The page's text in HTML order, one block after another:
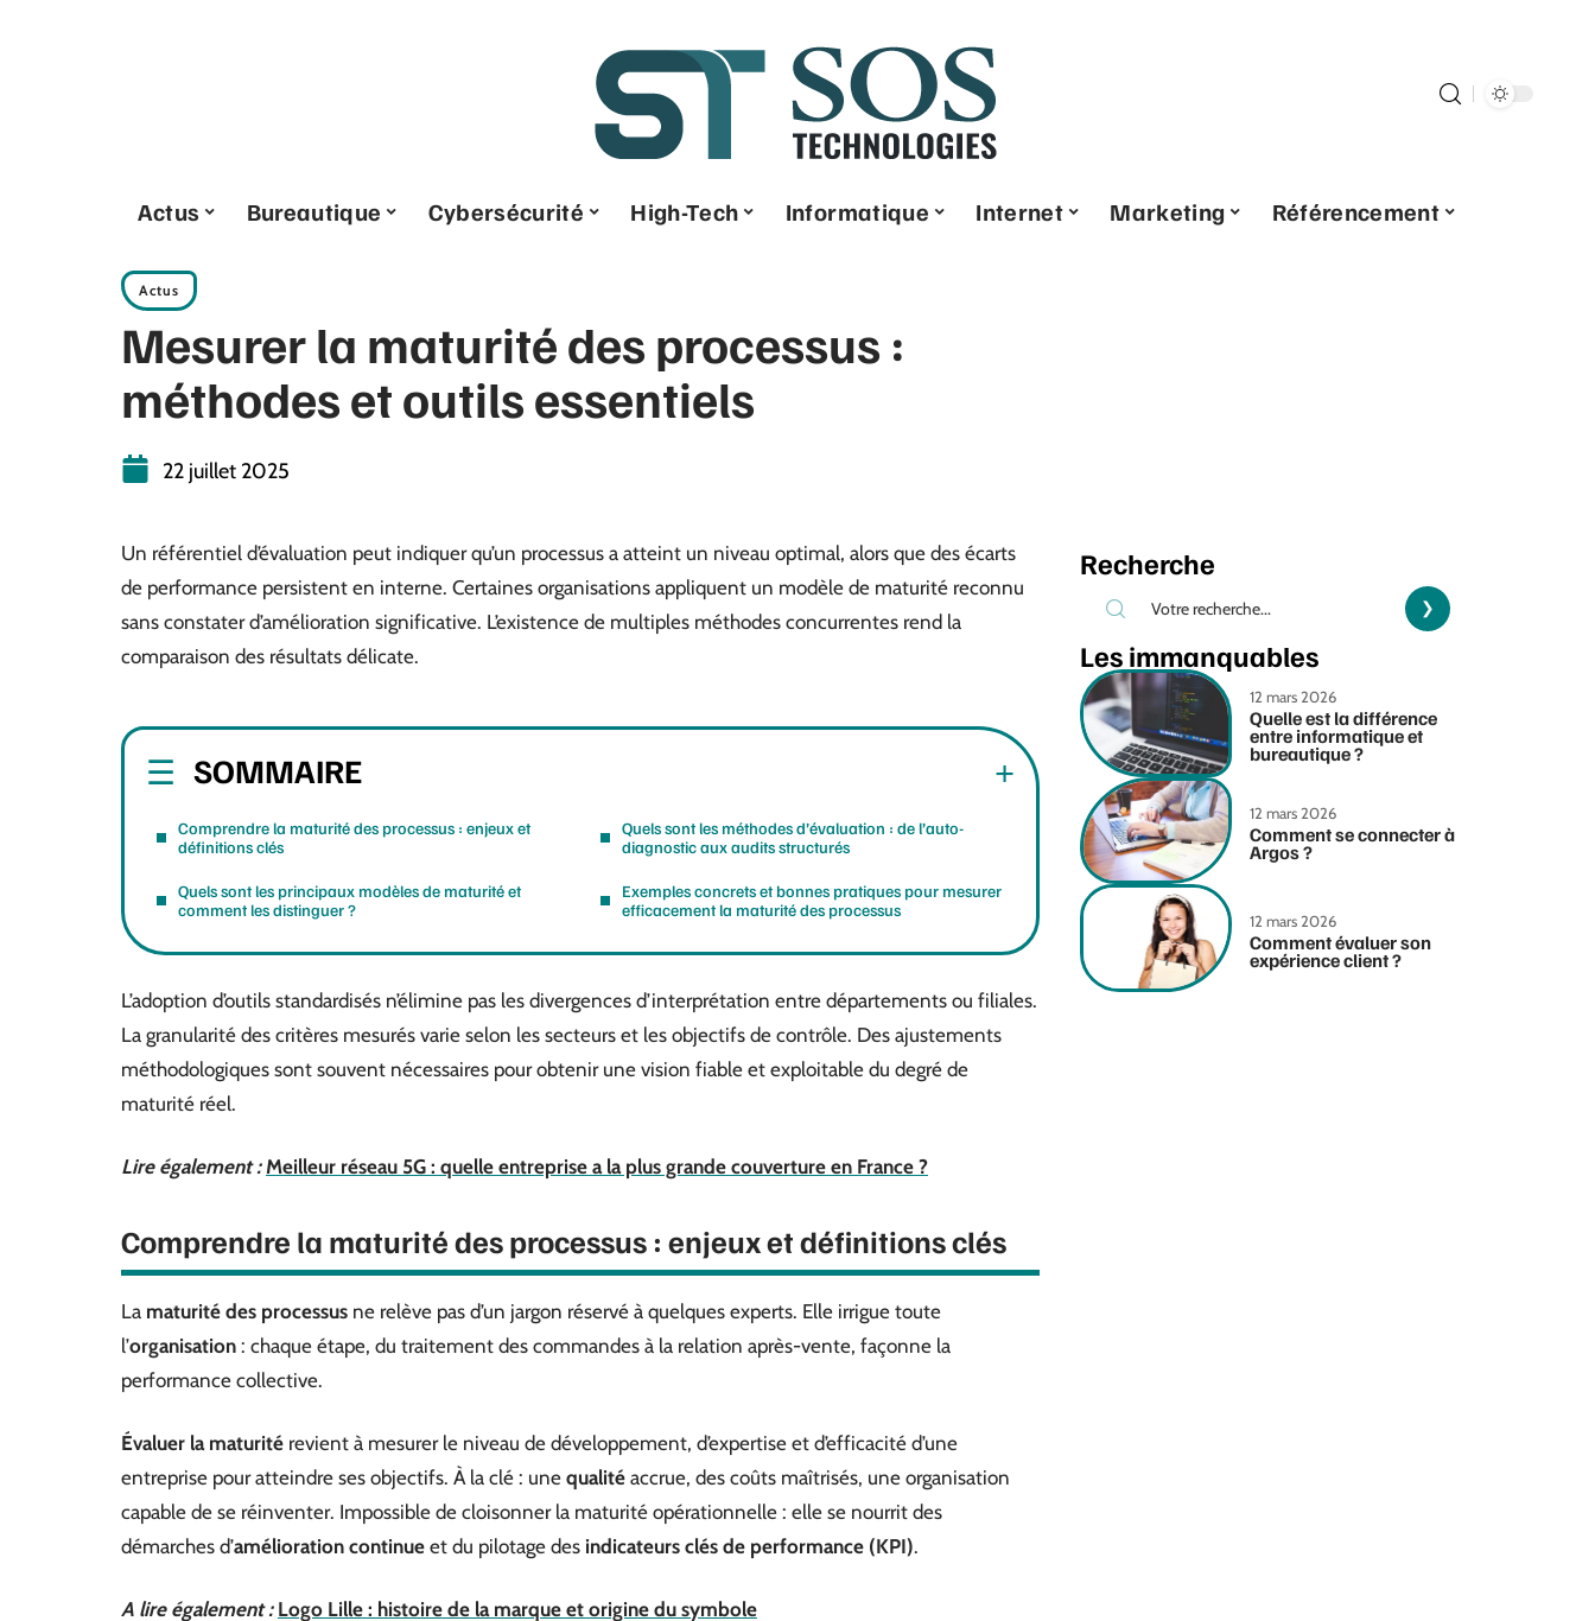
Actus Bureautique Cybersécurité High-Tech Informatique Internet Marketing Référencement
Actus
Mesurer la maturité des processus :
méthodes et outils essentiels
22 juillet 2025
Un référentiel d’évaluation peut indiquer qu’un processus a atteint un niveau optimal, alors que des écarts
de performance persistent en interne. Certaines organisations appliquent un modèle de maturité reconnu
sans constater d’amélioration significative. L’existence de multiples méthodes concurrentes rend la
comparaison des résultats délicate.
SOMMAIRE
Comprendre la maturité des processus : enjeux et
définitions clés
Quels sont les principaux modèles de maturité et
comment les distinguer ?
Quels sont les méthodes d’évaluation : de l’auto-
diagnostic aux audits structurés
Exemples concrets et bonnes pratiques pour mesurer
efficacement la maturité des processus
L’adoption d’outils standardisés n’élimine pas les divergences d’interprétation entre départements ou filiales.
La granularité des critères mesurés varie selon les secteurs et les objectifs de contrôle. Des ajustements
méthodologiques sont souvent nécessaires pour obtenir une vision fiable et exploitable du degré de
maturité réel.
Lire également : Meilleur réseau 5G : quelle entreprise a la plus grande couverture en France ?
Comprendre la maturité des processus : enjeux et définitions clés
La maturité des processus ne relève pas d’un jargon réservé à quelques experts. Elle irrigue toute
l’organisation : chaque étape, du traitement des commandes à la relation après-vente, façonne la
performance collective.
Évaluer la maturité revient à mesurer le niveau de développement, d’expertise et d’efficacité d’une
entreprise pour atteindre ses objectifs. À la clé : une qualité accrue, des coûts maîtrisés, une organisation
capable de se réinventer. Impossible de cloisonner la maturité opérationnelle : elle se nourrit des
démarches d’amélioration continue et du pilotage des indicateurs clés de performance (KPI).
A lire également : Logo Lille : histoire de la marque et origine du symbole
Recherche
Les immanquables
12 mars 2026
Quelle est la différence
entre informatique et
bureautique ?
12 mars 2026
Comment se connecter à
Argos ?
12 mars 2026
Comment évaluer son
expérience client ?